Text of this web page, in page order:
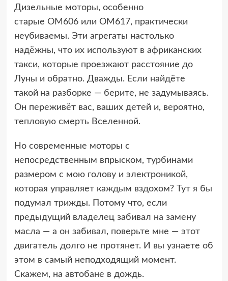
Дизельные моторы, особенно
старые OM606или OM617, практически
неубиваемы. Эти агрегаты настолько
надёжны, что их используют в африканских
такси, которые проезжают расстояние до
Луны и обратно. Дважды. Если найдёте
такой на разборке — берите, не задумываясь.
Он переживёт вас, ваших детей и, вероятно,
тепловую смерть Вселенной.
Но современные моторы с
непосредственным впрыском, турбинами
размером с мою голову и электроникой,
которая управляет каждым вздохом? Тут я бы
подумал трижды. Потому что, если
предыдущий владелец забивал на замену
масла — а он забивал, поверьте мне — этот
двигатель долго не протянет. И вы узнаете об
этом в самый неподходящий момент.
Скажем, на автобане в дождь.